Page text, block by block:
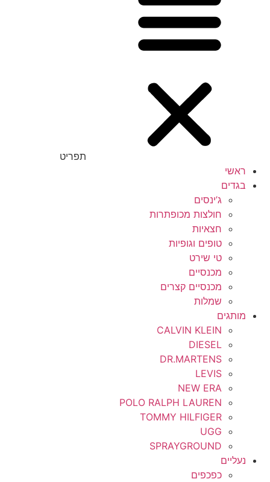
תפריט
ראשי
בגדים
ג’ינסים
חולצות מכופתרות
חצאיות
טופים וגופיות
טי שירט
מכנסיים
מכנסיים קצרים
שמלות
מותגים
CALVIN KLEIN
DIESEL
DR.MARTENS
LEVIS
NEW ERA
POLO RALPH LAUREN
TOMMY HILFIGER
UGG
SPRAYGROUND
נעליים
כפכפים